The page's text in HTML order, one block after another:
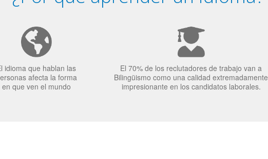
idioma que hablan las
afecta la forma
en que ven el mundo
El 70% de los reclutadores de trabajo van a
Bilingüismo como una calidad extremadamente
impresionante en los candidatos laborales.